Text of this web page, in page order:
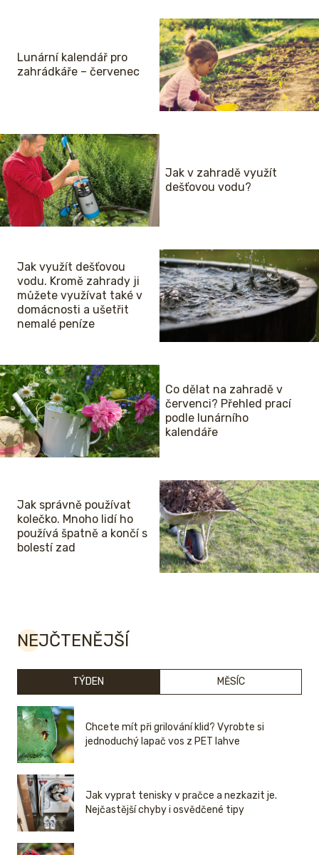
Lunární kalendář pro
zahrádkáře – červenec
Jak v zahradě využít
dešťovou vodu?
Jak využít dešťovou
vodu. Kromě zahrady ji
můžete využívat také v
domácnosti a ušetřit
nemalé peníze
Co dělat na zahradě v
červenci? Přehled prací
podle lunárního
kalendáře
Jak správně používat
kolečko. Mnoho lidí ho
používá špatně a končí s
bolestí zad
NEJČTENĚJŠÍ
TÝDEN MĚSÍC
Chcete mít při grilování klid? Vyrobte si
jednoduchý lapač vos z PET lahve
Jak vyprat tenisky v pračce a nezkazit je.
Nejčastější chyby i osvědčené tipy